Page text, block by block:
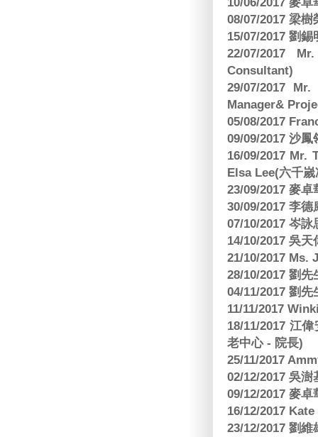
08/07/2017 梁
15/07/2017 劉
22/07/2017
Consultant)
29/07/2017
Manager&
05/08/2017
09/09/2017 沙
16/09/2017 Mr.
Elsa Lee(六千
23/09/2017 麥
30/09/2017 李
07/10/2017 岑
14/10/2017 吳
21/10/2017 Ms.
28/10/2017 劉
04/11/2017 劉
11/11/2017
18/11/2017 江
老中心 - 院長)
25/11/2017
02/12/2017 吳
09/12/2017 麥
16/12/2017
23/12/2017 劉